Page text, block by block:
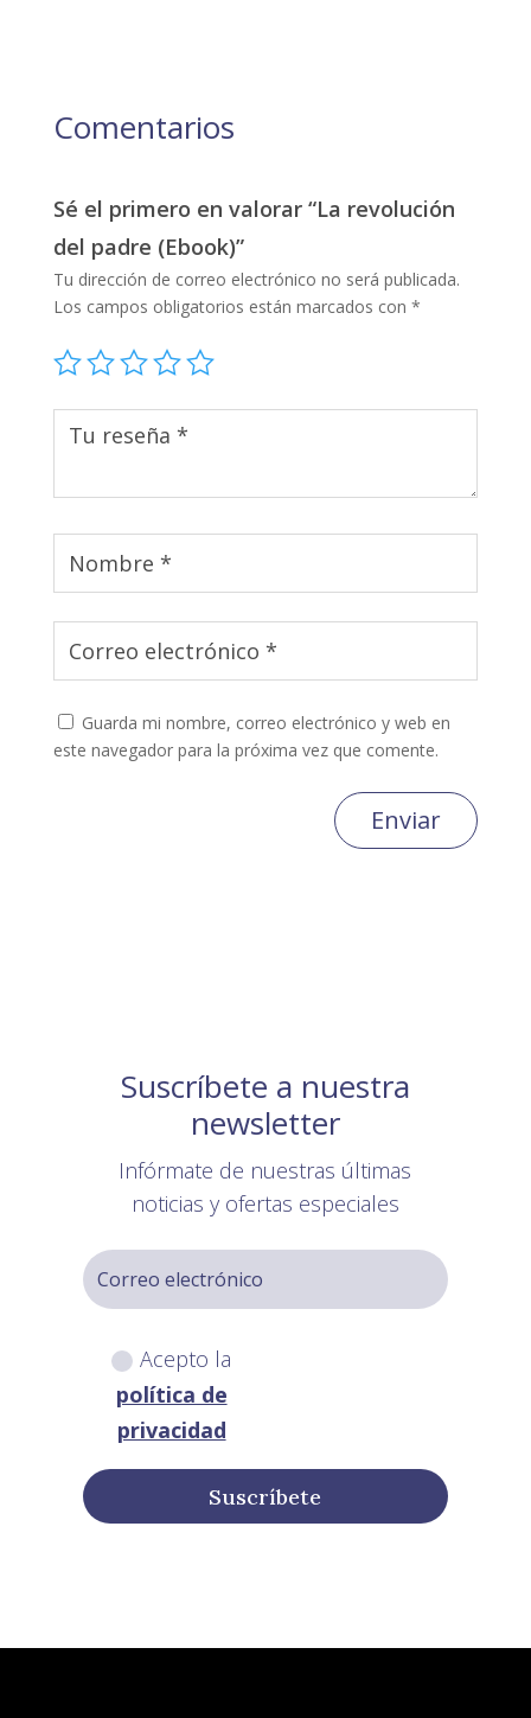
Comentarios
Sé el primero en valorar “La revolución
del padre (Ebook)”
Tu dirección de correo electrónico no será publicada.
Los campos obligatorios están marcados con *
Guarda mi nombre, correo electrónico y web en
este navegador para la próxima vez que comente.
Enviar
Suscríbete a nuestra
newsletter
Infórmate de nuestras últimas
noticias y ofertas especiales
Acepto la
política de
privacidad
Suscríbete